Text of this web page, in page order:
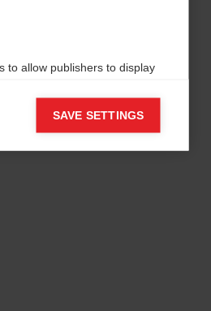
to allow publishers to display
SAVE SETTINGS